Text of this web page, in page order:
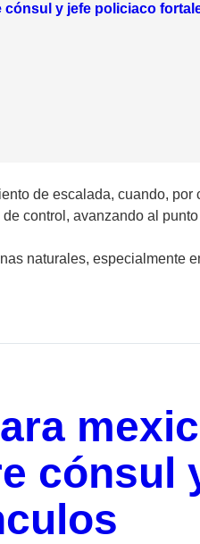
y jefe policiaco
de escalada, cuando,
control, avanzando al
naturales, especialmente
cónsul